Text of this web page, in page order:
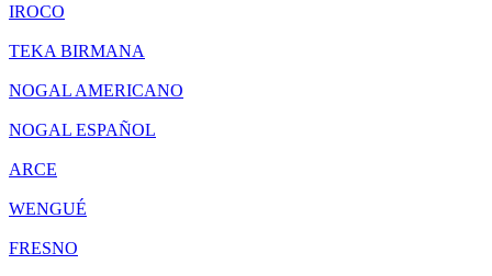
IROCO
TEKA BIRMANA
NOGAL AMERICANO
NOGAL ESPAÑOL
ARCE
WENGUÉ
FRESNO